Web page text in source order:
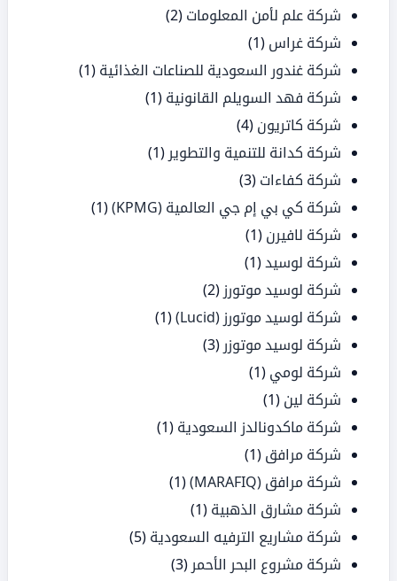
شركة علم لأمن المعلومات (2)
شركة غراس (1)
شركة غندور السعودية للصناعات الغذائية (1)
شركة فهد السويلم القانونية (1)
شركة كاتريون (4)
شركة كدانة للتنمية والتطوير (1)
شركة كفاءات (3)
شركة كي بي إم جي العالمية (KPMG)
(1)
شركة لافيرن (1)
شركة لوسيد(1)
شركة لوسيد موتورز (2)
شركة لوسيد موتورز (Lucid)
(1)
شركة لوسيد موتوزر (3)
شركة لومي (1)
شركة لين (1)
شركة ماكدونالدز السعودية (1)
شركة مرافق (1)
شركة مرافق (MARAFIQ)
(1)
شركة مشارق الذهبية (1)
شركة مشاريع الترفيه السعودية (5)
شركة مشروع البحر الأحمر (3)